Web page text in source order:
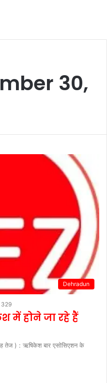
30,
Dehradun
329
में होने जा रहे हैं
तेज ) : ऋषिकेश बार एसोसिएशन के